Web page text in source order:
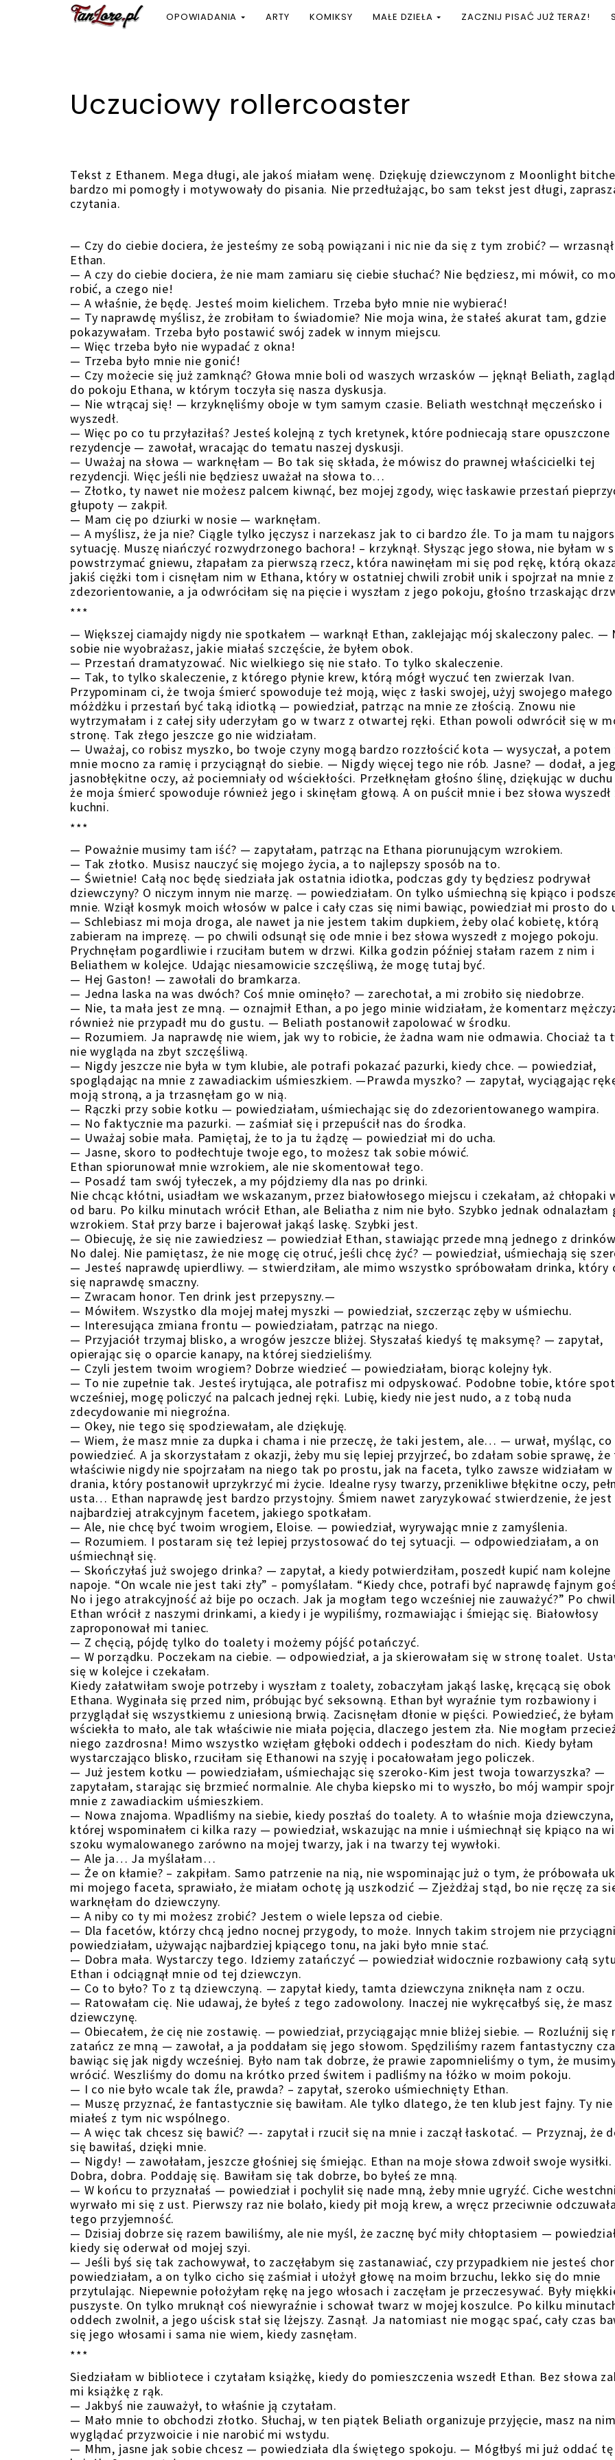
OPOWIADANIA ARTY KOMIKSY MAŁE DZIEŁA ZACZNIJ PISAĆ JUŻ TERAZ!
Uczuciowy rollercoaster
Tekst z Ethanem. Mega długi, ale jakoś miałam wenę. Dziękuję dziewczynom z Moonlight
bardzo mi pomogły i motywowały do pisania. Nie przedłużając, bo sam tekst jest długi,
czytania.
— Czy do ciebie dociera, że jesteśmy ze sobą powiązani i nic nie da się z tym zrobić? — wrzasnął
Ethan.
— A czy do ciebie dociera, że nie mam zamiaru się ciebie słuchać? Nie będziesz, mi mówił, co
robić, a czego nie!
— A właśnie, że będę. Jesteś moim kielichem. Trzeba było mnie nie wybierać!
— Ty naprawdę myślisz, że zrobiłam to świadomie? Nie moja wina, że stałeś akurat tam, gdzie
pokazywałam. Trzeba było postawić swój zadek w innym miejscu.
— Więc trzeba było nie wypadać z okna!
— Trzeba było mnie nie gonić!
— Czy możecie się już zamknąć? Głowa mnie boli od waszych wrzasków — jęknął Beliath,
do pokoju Ethana, w którym toczyła się nasza dyskusja.
— Nie wtrącaj się! — krzyknęliśmy oboje w tym samym czasie. Beliath westchnął męczeńsko i
wyszedł.
— Więc po co tu przyłaziłaś? Jesteś kolejną z tych kretynek, które podniecają stare opuszczone
rezydencje — zawołał, wracając do tematu naszej dyskusji.
— Uważaj na słowa — warknęłam — Bo tak się składa, że mówisz do prawnej właścicielki tej
rezydencji. Więc jeśli nie będziesz uważał na słowa to…
— Złotko, ty nawet nie możesz palcem kiwnąć, bez mojej zgody, więc łaskawie przestań
głupoty — zakpił.
— Mam cię po dziurki w nosie — warknęłam.
— A myślisz, że ja nie? Ciągle tylko jęczysz i narzekasz jak to ci bardzo źle. To ja mam tu
sytuację. Muszę niańczyć rozwydrzonego bachora! – krzyknął. Słysząc jego słowa, nie byłam w
powstrzymać gniewu, złapałam za pierwszą rzecz, która nawinęłam mi się pod rękę, którą
jakiś ciężki tom i cisnęłam nim w Ethana, który w ostatniej chwili zrobił unik i spojrzał na mnie
zdezorientowanie, a ja odwróciłam się na pięcie i wyszłam z jego pokoju, głośno trzaskając
***
— Większej ciamajdy nigdy nie spotkałem — warknął Ethan, zaklejając mój skaleczony palec. —
sobie nie wyobrażasz, jakie miałaś szczęście, że byłem obok.
— Przestań dramatyzować. Nic wielkiego się nie stało. To tylko skaleczenie.
— Tak, to tylko skaleczenie, z którego płynie krew, którą mógł wyczuć ten zwierzak Ivan.
Przypominam ci, że twoja śmierć spowoduje też moją, więc z łaski swojej, użyj swojego małego
móżdżku i przestań być taką idiotką — powiedział, patrząc na mnie ze złością. Znowu nie
wytrzymałam i z całej siły uderzyłam go w twarz z otwartej ręki. Ethan powoli odwrócił się w
stronę. Tak złego jeszcze go nie widziałam.
— Uważaj, co robisz myszko, bo twoje czyny mogą bardzo rozzłościć kota — wysyczał, a potem
mnie mocno za ramię i przyciągnął do siebie. — Nigdy więcej tego nie rób. Jasne? — dodał, a
jasnobłękitne oczy, aż pociemniały od wściekłości. Przełknęłam głośno ślinę, dziękując w
że moja śmierć spowoduje również jego i skinęłam głową. A on puścił mnie i bez słowa wyszedł
kuchni.
***
— Poważnie musimy tam iść? — zapytałam, patrząc na Ethana piorunującym wzrokiem.
— Tak złotko. Musisz nauczyć się mojego życia, a to najlepszy sposób na to.
— Świetnie! Całą noc będę siedziała jak ostatnia idiotka, podczas gdy ty będziesz podrywał
dziewczyny? O niczym innym nie marzę. — powiedziałam. On tylko uśmiechną się kpiąco i
mnie. Wziął kosmyk moich włosów w palce i cały czas się nimi bawiąc, powiedział mi prosto do
— Schlebiasz mi moja droga, ale nawet ja nie jestem takim dupkiem, żeby olać kobietę, którą
zabieram na imprezę. — po chwili odsunął się ode mnie i bez słowa wyszedł z mojego pokoju.
Prychnęłam pogardliwie i rzuciłam butem w drzwi. Kilka godzin później stałam razem z nim i
Beliathem w kolejce. Udając niesamowicie szczęśliwą, że mogę tutaj być.
— Hej Gaston! — zawołali do bramkarza.
— Jedna laska na was dwóch? Coś mnie ominęło? — zarechotał, a mi zrobiło się niedobrze.
— Nie, ta mała jest ze mną. — oznajmił Ethan, a po jego minie widziałam, że komentarz
również nie przypadł mu do gustu. — Beliath postanowił zapolować w środku.
— Rozumiem. Ja naprawdę nie wiem, jak wy to robicie, że żadna wam nie odmawia. Chociaż ta
nie wygląda na zbyt szczęśliwą.
— Nigdy jeszcze nie była w tym klubie, ale potrafi pokazać pazurki, kiedy chce. — powiedział,
spoglądając na mnie z zawadiackim uśmieszkiem. —Prawda myszko? — zapytał, wyciągając
moją stroną, a ja trzasnęłam go w nią.
— Rączki przy sobie kotku — powiedziałam, uśmiechając się do zdezorientowanego wampira.
— No faktycznie ma pazurki. — zaśmiał się i przepuścił nas do środka.
— Uważaj sobie mała. Pamiętaj, że to ja tu żądzę — powiedział mi do ucha.
— Jasne, skoro to podłechtuje twoje ego, to możesz tak sobie mówić.
Ethan spiorunował mnie wzrokiem, ale nie skomentował tego.
— Posadź tam swój tyłeczek, a my pójdziemy dla nas po drinki.
Nie chcąc kłótni, usiadłam we wskazanym, przez białowłosego miejscu i czekałam, aż chłopaki
od baru. Po kilku minutach wrócił Ethan, ale Beliatha z nim nie było. Szybko jednak odnalazłam
wzrokiem. Stał przy barze i bajerował jakąś laskę. Szybki jest.
— Obiecuję, że się nie zawiedziesz — powiedział Ethan, stawiając przede mną jednego z
No dalej. Nie pamiętasz, że nie mogę cię otruć, jeśli chcę żyć? — powiedział, uśmiechają się
— Jesteś naprawdę upierdliwy. — stwierdziłam, ale mimo wszystko spróbowałam drinka, który
się naprawdę smaczny.
— Zwracam honor. Ten drink jest przepyszny.—
— Mówiłem. Wszystko dla mojej małej myszki — powiedział, szczerząc zęby w uśmiechu.
— Interesująca zmiana frontu — powiedziałam, patrząc na niego.
— Przyjaciół trzymaj blisko, a wrogów jeszcze bliżej. Słyszałaś kiedyś tę maksymę? — zapytał,
opierając się o oparcie kanapy, na której siedzieliśmy.
— Czyli jestem twoim wrogiem? Dobrze wiedzieć — powiedziałam, biorąc kolejny łyk.
— To nie zupełnie tak. Jesteś irytująca, ale potrafisz mi odpyskować. Podobne tobie, które
wcześniej, mogę policzyć na palcach jednej ręki. Lubię, kiedy nie jest nudo, a z tobą nuda
zdecydowanie mi niegroźna.
— Okey, nie tego się spodziewałam, ale dziękuję.
— Wiem, że masz mnie za dupka i chama i nie przeczę, że taki jestem, ale… — urwał, myśląc, co
powiedzieć. A ja skorzystałam z okazji, żeby mu się lepiej przyjrzeć, bo zdałam sobie sprawę,
właściwie nigdy nie spojrzałam na niego tak po prostu, jak na faceta, tylko zawsze widziałam w
drania, który postanowił uprzykrzyć mi życie. Idealne rysy twarzy, przenikliwe błękitne oczy,
usta… Ethan naprawdę jest bardzo przystojny. Śmiem nawet zaryzykować stwierdzenie, że jest
najbardziej atrakcyjnym facetem, jakiego spotkałam.
— Ale, nie chcę być twoim wrogiem, Eloise. — powiedział, wyrywając mnie z zamyślenia.
— Rozumiem. I postaram się też lepiej przystosować do tej sytuacji. — odpowiedziałam, a on
uśmiechnął się.
— Skończyłaś już swojego drinka? — zapytał, a kiedy potwierdziłam, poszedł kupić nam kolejne
napoje. “On wcale nie jest taki zły” – pomyślałam. “Kiedy chce, potrafi być naprawdę fajnym
No i jego atrakcyjność aż bije po oczach. Jak ja mogłam tego wcześniej nie zauważyć?” Po
Ethan wrócił z naszymi drinkami, a kiedy i je wypiliśmy, rozmawiając i śmiejąc się. Białowłosy
zaproponował mi taniec.
— Z chęcią, pójdę tylko do toalety i możemy pójść potańczyć.
— W porządku. Poczekam na ciebie. — odpowiedział, a ja skierowałam się w stronę toalet.
się w kolejce i czekałam.
Kiedy załatwiłam swoje potrzeby i wyszłam z toalety, zobaczyłam jakąś laskę, kręcącą się obok
Ethana. Wyginała się przed nim, próbując być seksowną. Ethan był wyraźnie tym rozbawiony i
przyglądał się wszystkiemu z uniesioną brwią. Zacisnęłam dłonie w pięści. Powiedzieć, że byłam
wściekła to mało, ale tak właściwie nie miała pojęcia, dlaczego jestem zła. Nie mogłam
niego zazdrosna! Mimo wszystko wzięłam głęboki oddech i podeszłam do nich. Kiedy byłam
wystarczająco blisko, rzuciłam się Ethanowi na szyję i pocałowałam jego policzek.
— Już jestem kotku — powiedziałam, uśmiechając się szeroko-Kim jest twoja towarzyszka? —
zapytałam, starając się brzmieć normalnie. Ale chyba kiepsko mi to wyszło, bo mój wampir
mnie z zawadiackim uśmieszkiem.
— Nowa znajoma. Wpadliśmy na siebie, kiedy poszłaś do toalety. A to właśnie moja
której wspominałem ci kilka razy — powiedział, wskazując na mnie i uśmiechnął się kpiąco na
szoku wymalowanego zarówno na mojej twarzy, jak i na twarzy tej wywłoki.
— Ale ja… Ja myślałam…
— Że on kłamie? – zakpiłam. Samo patrzenie na nią, nie wspominając już o tym, że próbowała
mi mojego faceta, sprawiało, że miałam ochotę ją uszkodzić — Zjeżdżaj stąd, bo nie ręczę za
warknęłam do dziewczyny.
— A niby co ty mi możesz zrobić? Jestem o wiele lepsza od ciebie.
— Dla facetów, którzy chcą jedno nocnej przygody, to może. Innych takim strojem nie
powiedziałam, używając najbardziej kpiącego tonu, na jaki było mnie stać.
— Dobra mała. Wystarczy tego. Idziemy zatańczyć — powiedział widocznie rozbawiony całą
Ethan i odciągnął mnie od tej dziewczyn.
— Co to było? To z tą dziewczyną. — zapytał kiedy, tamta dziewczyna zniknęła nam z oczu.
— Ratowałam cię. Nie udawaj, że byłeś z tego zadowolony. Inaczej nie wykręcałbyś się, że masz
dziewczynę.
— Obiecałem, że cię nie zostawię. — powiedział, przyciągając mnie bliżej siebie. — Rozluźnij się
zatańcz ze mną — zawołał, a ja poddałam się jego słowom. Spędziliśmy razem fantastyczny
bawiąc się jak nigdy wcześniej. Było nam tak dobrze, że prawie zapomnieliśmy o tym, że
wrócić. Weszliśmy do domu na krótko przed świtem i padliśmy na łóżko w moim pokoju.
— I co nie było wcale tak źle, prawda? – zapytał, szeroko uśmiechnięty Ethan.
— Muszę przyznać, że fantastycznie się bawiłam. Ale tylko dlatego, że ten klub jest fajny. Ty nie
miałeś z tym nic wspólnego.
— A więc tak chcesz się bawić? —- zapytał i rzucił się na mnie i zaczął łaskotać. — Przyznaj, że
się bawiłaś, dzięki mnie.
— Nigdy! — zawołałam, jeszcze głośniej się śmiejąc. Ethan na moje słowa zdwoił swoje
Dobra, dobra. Poddaję się. Bawiłam się tak dobrze, bo byłeś ze mną.
— W końcu to przyznałaś — powiedział i pochylił się nade mną, żeby mnie ugryźć. Ciche
wyrwało mi się z ust. Pierwszy raz nie bolało, kiedy pił moją krew, a wręcz przeciwnie
tego przyjemność.
— Dzisiaj dobrze się razem bawiliśmy, ale nie myśl, że zacznę być miły chłoptasiem —
kiedy się oderwał od mojej szyi.
— Jeśli byś się tak zachowywał, to zaczęłabym się zastanawiać, czy przypadkiem nie jesteś
powiedziałam, a on tylko cicho się zaśmiał i ułożył głowę na moim brzuchu, lekko się do mnie
przytulając. Niepewnie położyłam rękę na jego włosach i zaczęłam je przeczesywać. Były
puszyste. On tylko mruknął coś niewyraźnie i schował twarz w mojej koszulce. Po kilku
oddech zwolnił, a jego uścisk stał się lżejszy. Zasnął. Ja natomiast nie mogąc spać, cały czas
się jego włosami i sama nie wiem, kiedy zasnęłam.
***
Siedziałam w bibliotece i czytałam książkę, kiedy do pomieszczenia wszedł Ethan. Bez słowa
mi książkę z rąk.
— Jakbyś nie zauważył, to właśnie ją czytałam.
— Mało mnie to obchodzi złotko. Słuchaj, w ten piątek Beliath organizuje przyjęcie, masz na
wyglądać przyzwoicie i nie narobić mi wstydu.
— Mhm, jasne jak sobie chcesz — powiedziała dla świętego spokoju. — Mógłbyś mi już oddać tę